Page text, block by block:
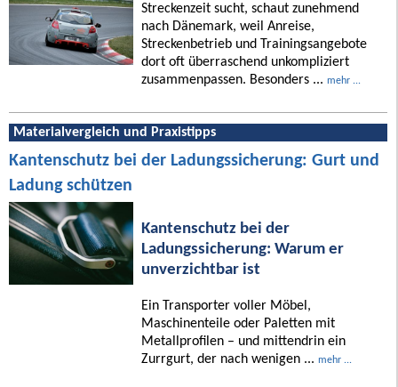
Streckenzeit sucht, schaut zunehmend
nach Dänemark, weil Anreise,
Streckenbetrieb und Trainingsangebote
dort oft überraschend unkompliziert
zusammenpassen. Besonders ... mehr ...
Materialvergleich und Praxistipps
Kantenschutz bei der Ladungssicherung: Gurt und
Ladung schützen
Kantenschutz bei der
Ladungssicherung: Warum er
unverzichtbar ist
Ein Transporter voller Möbel,
Maschinenteile oder Paletten mit
Metallprofilen – und mittendrin ein
Zurrgurt, der nach wenigen ... mehr ...